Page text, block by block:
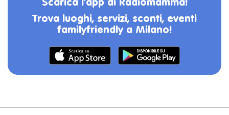
Scarica l'app di Radiomamma!
Trova luoghi, servizi, sconti, eventi
familyfriendly a Milano!